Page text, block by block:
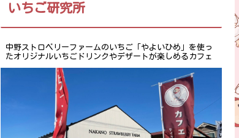
いちご研究所
中野ストロベリーファームのいちご「やよいひめ」を使っ
たオリジナルいちごドリンクやデザートが楽しめるカフェ